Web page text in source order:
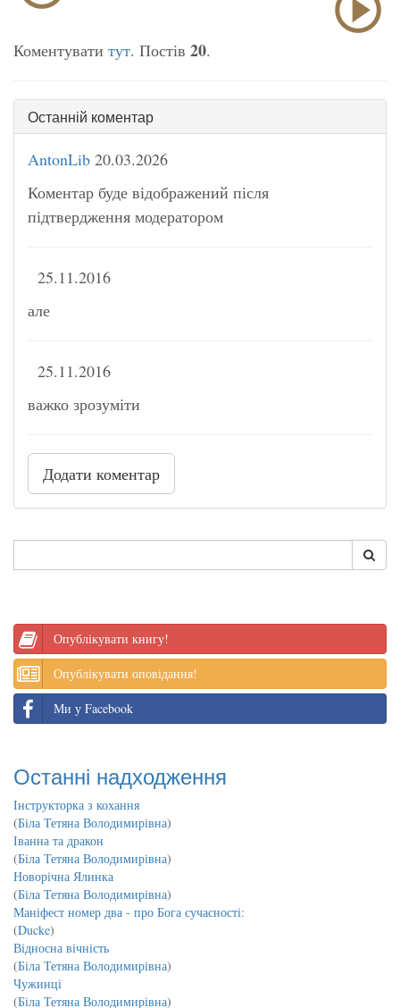
Коментувати тут. Постів 20.
Останній коментар
AntonLib 20.03.2026
Коментар буде відображений після
підтвердження модератором
25.11.2016
але
25.11.2016
важко зрозуміти
Додати коментар
Опублікувати книгу!
Опублікувати оповідання!
Ми у Facebook
Останні надходження
Інструкторка з кохання
(Біла Тетяна Володимирівна)
Іванна та дракон
(Біла Тетяна Володимирівна)
Новорічна Ялинка
(Біла Тетяна Володимирівна)
Маніфест номер два - про Бога сучасності:
(Ducke)
Відносна вічність
(Біла Тетяна Володимирівна)
Чужинці
(Біла Тетяна Володимирівна)